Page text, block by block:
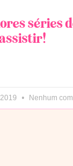
séries
Nenhum